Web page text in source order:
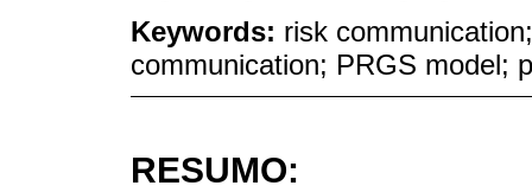
Keywords: risk
communication; PRGS model;
RESUMO: